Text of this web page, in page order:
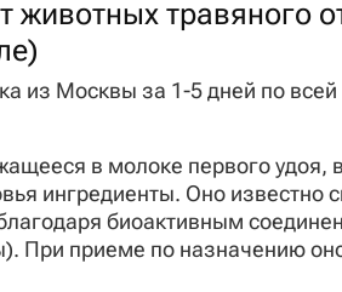
животных травяного
из Москвы за 1-5 дней по всей
в молоке первого удоя, в
ингредиенты. Оно известно
биоактивным
При приеме по назначению